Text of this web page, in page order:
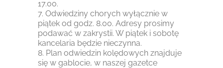
17.00.
7. Odwiedziny chorych wyłącznie w
piątek od godz. 8.00. Adresy prosimy
podawać w zakrystii. W piątek i sobotę
kancelaria będzie nieczynna.
8. Plan odwiedzin kolędowych znajduje
się w gablocie, w naszej gazetce